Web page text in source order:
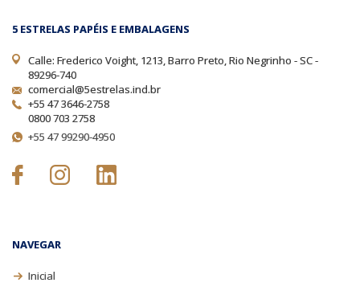
5 ESTRELAS PAPÉIS E EMBALAGENS
Calle: Frederico Voight, 1213, Barro Preto, Rio Negrinho - SC -
89296-740
comercial@5estrelas.ind.br
+55 47 3646-2758
0800 703 2758
+55 47 99290-4950
NAVEGAR
Inicial